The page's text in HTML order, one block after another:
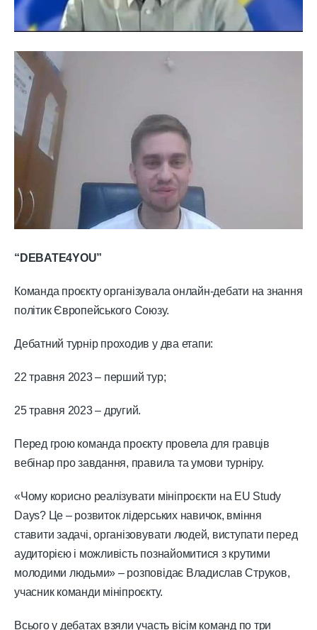
“DEBATE4YOU”
Команда проєкту організувала онлайн-дебати на знання
політик Європейського Союзу.
Дебатний турнір проходив у два етапи:
22 травня 2023 – перший тур;
25 травня 2023 – другий.
Перед грою команда проєкту провела для гравців
вебінар про завдання, правила та умови турніру.
«Чому корисно реалізувати мініпроєкти на EU Study
Days? Це – розвиток лідерських навичок, вміння
ставити задачі, організовувати людей, виступати перед
аудиторією і можливість познайомитися з крутими
молодими людьми» – розповідає Владислав Струков,
учасник команди мініпроєкту.
Всього у дебатах взяли участь вісім команд по три